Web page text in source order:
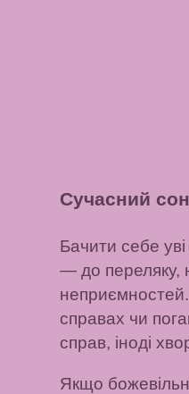
Сучасний
Бачити себе
— до переляку,
справах чи
справ, іноді
Якщо